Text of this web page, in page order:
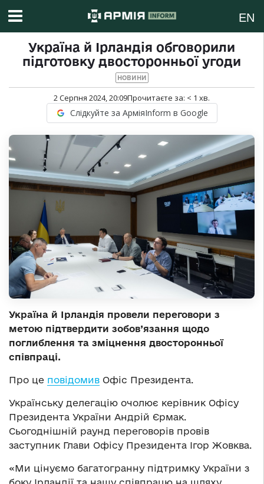
EN
Україна й Ірландія обговорили
підготовку двосторонньої угоди
НОВИНИ
2 Серпня 2024, 20:09Прочитаєте за: < 1 хв.
Слідкуйте за АрміяInform в Google
Україна й Ірландія провели переговори з
метою підтвердити зобов’язання щодо
поглиблення та зміцнення двосторонньої
співпраці.
Про це повідомив Офіс Президента.
Українську делегацію очолює керівник Офісу
Президента України Андрій Єрмак.
Сьогоднішній раунд переговорів провів
заступник Глави Офісу Президента Ігор Жовква.
«Ми цінуємо багатогранну підтримку України з